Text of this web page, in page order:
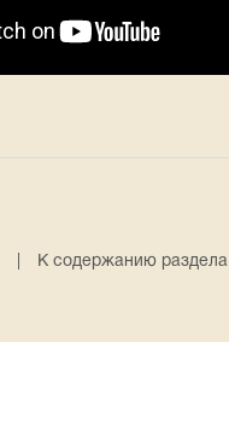
К содержанию раздела